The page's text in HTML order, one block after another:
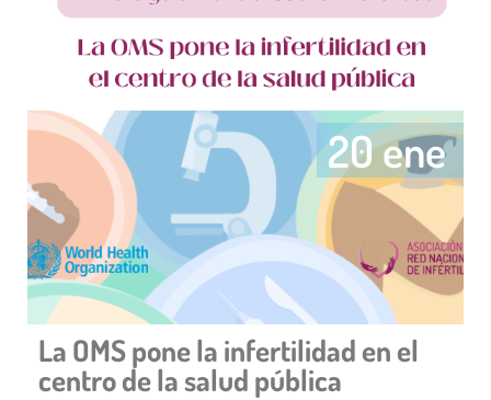
20 ene
La OMS pone la infertilidad en el
centro de la salud pública